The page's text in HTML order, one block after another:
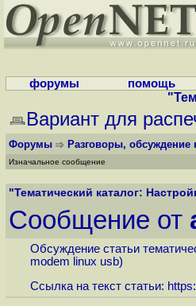
форумы помощь
Вариант для
Форумы Разговоры, обсуждение
Изначальное сообщение
"Тематический каталог:
Сообщение от
Обсуждение статьи
modem linux usb)
Ссылка на текст статьи: